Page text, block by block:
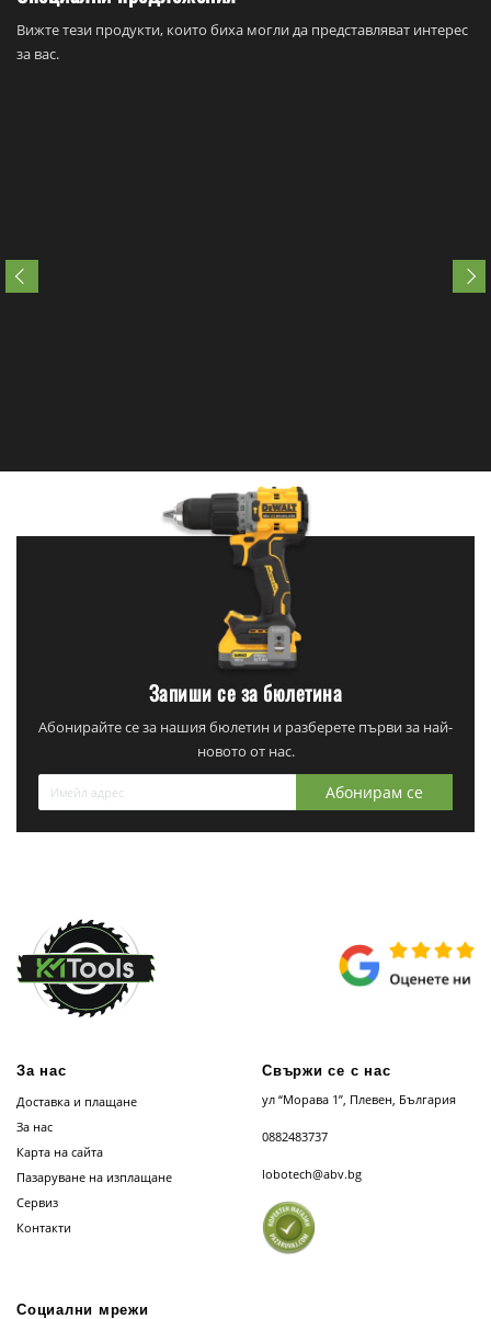
Вижте тези продукти, които биха могли да представляват интерес
за вас.
Запиши се за бюлетина
Абонирайте се за нашия бюлетин и разберете първи за най-
новото от нас.
Абонирам се
За нас
Доставка и плащане
За нас
Карта на сайта
Пазаруване на изплащане
Сервиз
Контакти
Свържи се с нас
ул “Морава 1”, Плевен, България
0882483737
lobotech@abv.bg
Социални мрежи